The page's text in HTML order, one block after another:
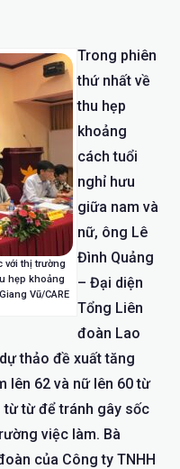
với thị trường
hẹp khoảng
Vũ/CARE
Trong phiên
thứ nhất về
thu hẹp
khoảng
cách tuổi
nghỉ hưu
giữa nam và
nữ, ông Lê
Đình Quảng
– Đại diện
Tổng Liên
đoàn Lao
thảo đề xuất tăng
lên 62 và nữ lên 60 từ
từ từ để tránh gây sốc
việc làm. Bà
của Công ty TNHH